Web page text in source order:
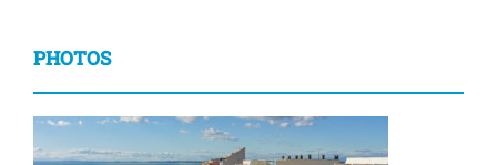
PHOTOS